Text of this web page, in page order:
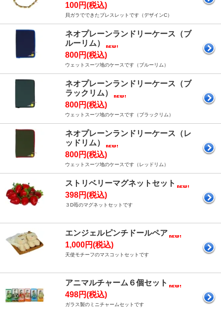
100円(税込)
貝ガラでできたブレスレットです（デザインC）
ネオプレーンランドリーケース（ブ
ルーリム）
800円(税込)
ウェットスーツ地のケースです（ブルーリム）
ネオプレーンランドリーケース（ブ
ラックリム）
800円(税込)
ウェットスーツ地のケースです（ブラックリム）
ネオプレーンランドリーケース（レ
ッドリム）
800円(税込)
ウェットスーツ地のケースです（レッドリム）
ストリベリーマグネットセット
398円(税込)
３D苺のマグネットセットです
エンジェルピンチドールペア
1,000円(税込)
天使モチーフのマスコットセットです
アニマルチャーム６個セット
498円(税込)
ガラス製のミニチャームセットです